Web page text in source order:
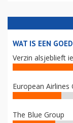
WAT IS EEN
Verzin alsjeblieft
European Airlines
The Blue Group